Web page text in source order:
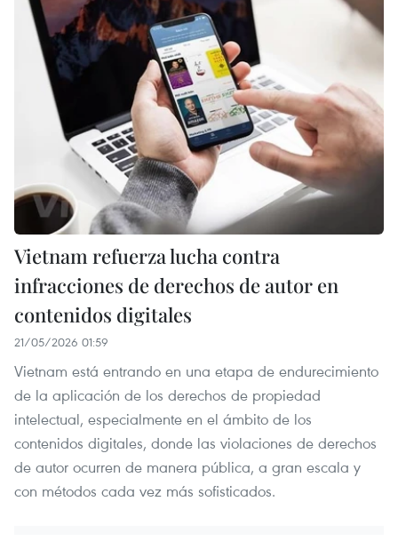
Vietnam refuerza lucha contra
infracciones de derechos de autor en
contenidos digitales
21/05/2026 01:59
Vietnam está entrando en una etapa de endurecimiento
de la aplicación de los derechos de propiedad
intelectual, especialmente en el ámbito de los
contenidos digitales, donde las violaciones de derechos
de autor ocurren de manera pública, a gran escala y
con métodos cada vez más sofisticados.